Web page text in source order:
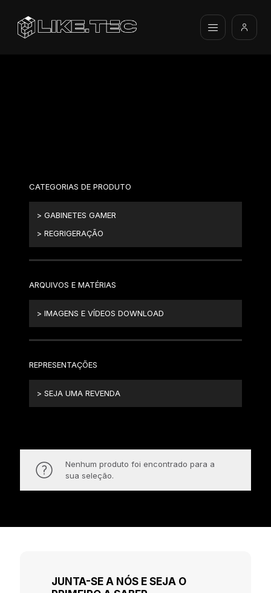
CATEGORIAS DE PRODUTO
> GABINETES GAMER
> REGRIGERAÇÃO
ARQUIVOS E MATÉRIAS
> IMAGENS E VÍDEOS DOWNLOAD
REPRESENTAÇÕES
> SEJA UMA REVENDA
Nenhum produto foi encontrado para a
sua seleção.
JUNTA-SE A NÓS E SEJA O